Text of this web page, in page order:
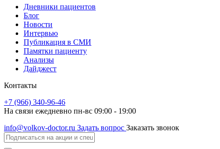
Дневники пациентов
Блог
Новости
Интервью
Публикация в СМИ
Памятки пациенту
Анализы
Дайджест
Контакты
+7 (966) 340-96-46
На связи ежедневно пн-вс 09:00 - 19:00
info@volkov-doctor.ru Задать вопрос Заказать звонок